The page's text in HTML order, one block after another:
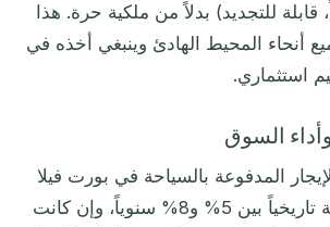
75 عاماً، قابلة للتجديد) بدلاً من ملكية حرة. هذا
أنحاء المحيط الهادئ وينبغي أخذه في
استثماري.
السوق
المدفوعة بالسياحة في بورت فيلا
والمناطق السياحية تاريخياً بين 5% و8% سنوياً، وإن كانت